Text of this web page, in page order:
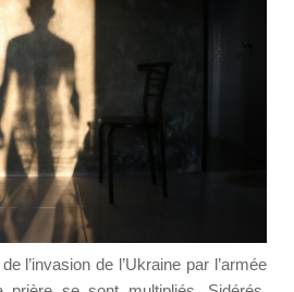
l’invasion de l’Ukraine par l’armée